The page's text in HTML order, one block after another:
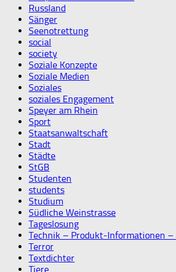
Russland
Sänger
Seenotrettung
social
society
Soziale Konzepte
Soziale Medien
Soziales
soziales Engagement
Speyer am Rhein
Sport
Staatsanwaltschaft
Stadt
Städte
StGB
Studenten
students
Studium
Südliche Weinstrasse
Tageslosung
Technik – Produkt-Informationen –
Terror
Textdichter
Tiere